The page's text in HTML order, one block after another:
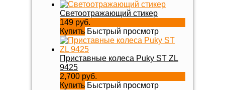
Светоотражающий стикер
149 руб.
Купить Быстрый просмотр
Приставные колеса Puky ST ZL
9425
2,700 руб.
Купить Быстрый просмотр